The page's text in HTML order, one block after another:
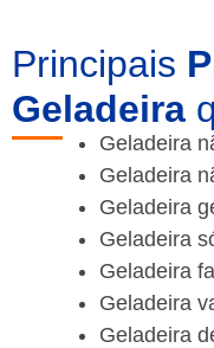
Principais
Geladeira
Geladeira
Geladeira
Geladeira
Geladeira
Geladeira
Geladeira
Geladeira